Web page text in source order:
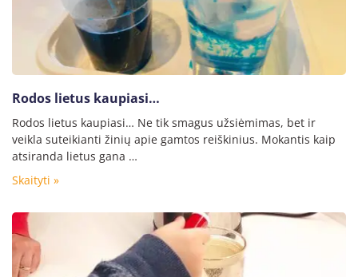
Rodos lietus kaupiasi…
Rodos lietus kaupiasi… Ne tik smagus užsiėmimas, bet ir
veikla suteikianti žinių apie gamtos reiškinius. Mokantis kaip
atsiranda lietus gana …
Skaityti »